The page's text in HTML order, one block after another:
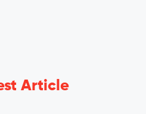
Article